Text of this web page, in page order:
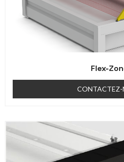
Flex-
CONTACTEZ-